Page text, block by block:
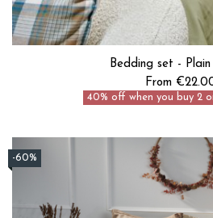
Bedding set - Plain
From
40% off when you buy 2
-60%